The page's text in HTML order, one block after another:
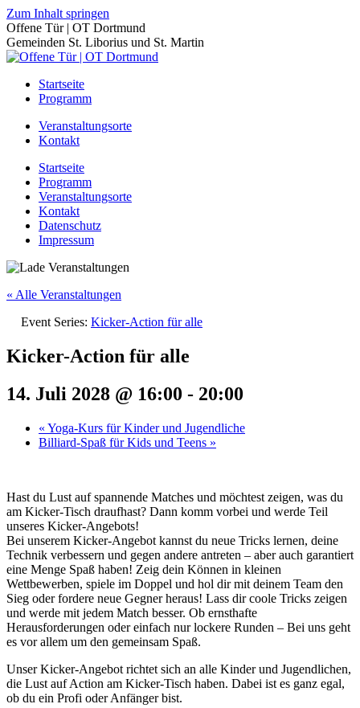
Zum Inhalt springen
Offene Tür | OT Dortmund
Gemeinden St. Liborius und St. Martin
Startseite
Programm
Veranstaltungsorte
Kontakt
Startseite
Programm
Veranstaltungsorte
Kontakt
Datenschutz
Impressum
« Alle Veranstaltungen
Event Series: Kicker-Action für alle
Kicker-Action für alle
14. Juli 2028 @ 16:00 - 20:00
« Yoga-Kurs für Kinder und Jugendliche
Billiard-Spaß für Kids und Teens »
Hast du Lust auf spannende Matches und möchtest zeigen, was du
am Kicker-Tisch draufhast? Dann komm vorbei und werde Teil
unseres Kicker-Angebots!
Bei unserem Kicker-Angebot kannst du neue Tricks lernen, deine
Technik verbessern und gegen andere antreten – aber auch garantiert
eine Menge Spaß haben! Zeig dein Können in kleinen
Wettbewerben, spiele im Doppel und hol dir mit deinem Team den
Sieg oder fordere neue Gegner heraus! Lass dir coole Tricks zeigen
und werde mit jedem Match besser. Ob ernsthafte
Herausforderungen oder einfach nur lockere Runden – Bei uns geht
es vor allem um den gemeinsam Spaß.
Unser Kicker-Angebot richtet sich an alle Kinder und Jugendlichen,
die Lust auf Action am Kicker-Tisch haben. Dabei ist es ganz egal,
ob du ein Profi oder Anfänger bist.